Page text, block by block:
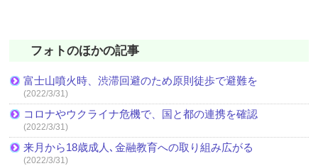
フォトのほかの記事
富士山噴火時、渋滞回避のため原則徒歩で避難を
(2022/3/31)
コロナやウクライナ危機で、国と都の連携を確認
(2022/3/31)
来月から18歳成人､金融教育への取り組み広がる
(2022/3/31)